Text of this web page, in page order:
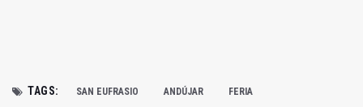
TAGS: SAN EUFRASIO ANDÚJAR FERIA